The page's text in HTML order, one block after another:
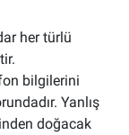
her türlü
bilgilerini
Yanlış
doğacak